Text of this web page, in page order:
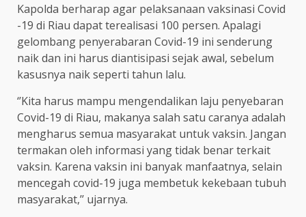
Kapolda berharap agar pelaksanaan vaksinasi Covid
-19 di Riau dapat terealisasi 100 persen. Apalagi
gelombang penyerabaran Covid-19 ini senderung
naik dan ini harus diantisipasi sejak awal, sebelum
kasusnya naik seperti tahun lalu.
‘’Kita harus mampu mengendalikan laju penyebaran
Covid-19 di Riau, makanya salah satu caranya adalah
mengharus semua masyarakat untuk vaksin. Jangan
termakan oleh informasi yang tidak benar terkait
vaksin. Karena vaksin ini banyak manfaatnya, selain
mencegah covid-19 juga membetuk kekebaan tubuh
masyarakat,’’ ujarnya.